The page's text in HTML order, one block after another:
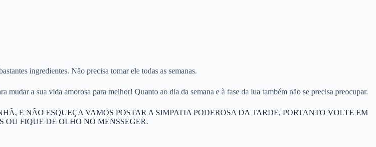
ingredientes. Não precisa tomar ele todas as semanas.
a sua vida amorosa para melhor! Quanto ao dia da semana e à fase da lua também não se precisa preocupar.
E NÃO ESQUEÇA VAMOS POSTAR A SIMPATIA PODEROSA DA TARDE, PORTANTO VOLTE EM
OU FIQUE DE OLHO NO MENSSEGER.